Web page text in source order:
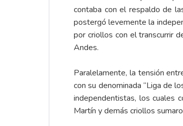
contaba con el respaldo de
postergó levemente la
por criollos con el transcurrir
Andes.
Paralelamente, la tensión
con su denominada “Liga de
independentistas, los cuales
Martín y demás criollos